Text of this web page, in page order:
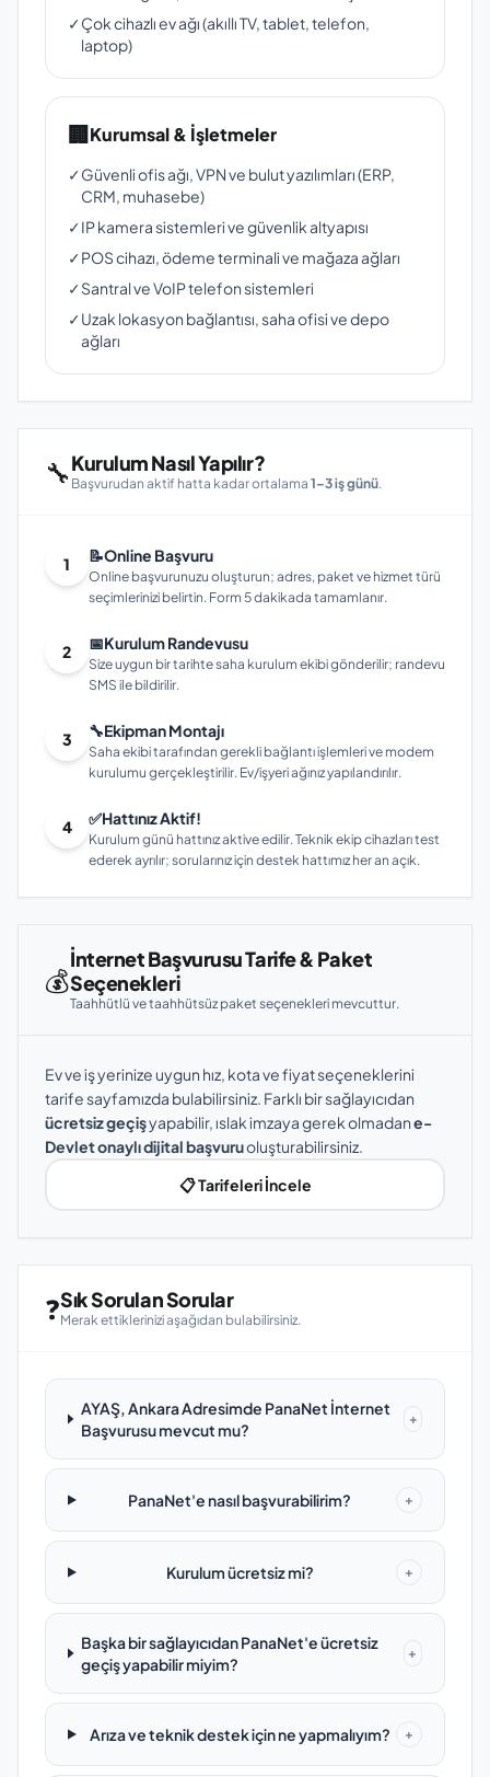
✓Çok cihazlı ev ağı (akıllı TV, tablet, telefon,
laptop)
🏢Kurumsal & İşletmeler
✓Güvenli ofis ağı, VPN ve bulut yazılımları (ERP,
CRM, muhasebe)
✓IP kamera sistemleri ve güvenlik altyapısı
✓POS cihazı, ödeme terminali ve mağaza ağları
✓Santral ve VoIP telefon sistemleri
✓Uzak lokasyon bağlantısı, saha ofisi ve depo
ağları
🔧Kurulum Nasıl Yapılır?
Başvurudan aktif hatta kadar ortalama 1–3 iş günü.
1 📝Online Başvuru
Online başvurunuzu oluşturun; adres, paket ve hizmet türü
seçimlerinizi belirtin. Form 5 dakikada tamamlanır.
2 📅Kurulum Randevusu
Size uygun bir tarihte saha kurulum ekibi gönderilir; randevu
SMS ile bildirilir.
3 🔧Ekipman Montajı
Saha ekibi tarafından gerekli bağlantı işlemleri ve modem
kurulumu gerçekleştirilir. Ev/işyeri ağınız yapılandırılır.
4 ✅Hattınız Aktif!
Kurulum günü hattınız aktive edilir. Teknik ekip cihazları test
ederek ayrılır; sorularınız için destek hattımız her an açık.
💰
İnternet Başvurusu Tarife & Paket
Seçenekleri
Taahhütlü ve taahhütsüz paket seçenekleri mevcuttur.
Ev ve iş yerinize uygun hız, kota ve fiyat seçeneklerini
tarife sayfamızda bulabilirsiniz. Farklı bir sağlayıcıdan
ücretsiz geçişyapabilir, ıslak imzaya gerek olmadane-
Devlet onaylı dijital başvuruoluşturabilirsiniz.
📋 Tarifeleri İncele
❓Sık Sorulan Sorular
Merak ettiklerinizi aşağıdan bulabilirsiniz.
AYAŞ, Ankara Adresimde PanaNet İnternet
Başvurusu mevcut mu?
+
PanaNet'e nasıl başvurabilirim? +
Kurulum ücretsiz mi? +
Başka bir sağlayıcıdan PanaNet'e ücretsiz
geçiş yapabilir miyim?
+
Arıza ve teknik destek için ne yapmalıyım? +